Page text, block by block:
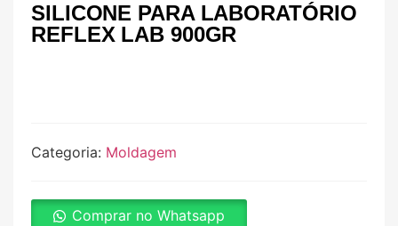
SILICONE PARA LABORATÓRIO
REFLEX LAB 900GR
Categoria: Moldagem
Comprar no Whatsapp